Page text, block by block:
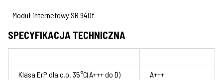
- Moduł internetowy SR 940f
SPECYFIKACJA TECHNICZNA
Klasa ErP dla c.o. 35°C(A+++ do D)
A+++